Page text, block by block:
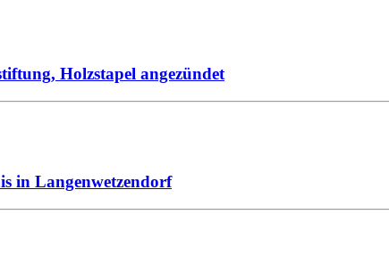
Holzstapel angezündet
in Langenwetzendorf